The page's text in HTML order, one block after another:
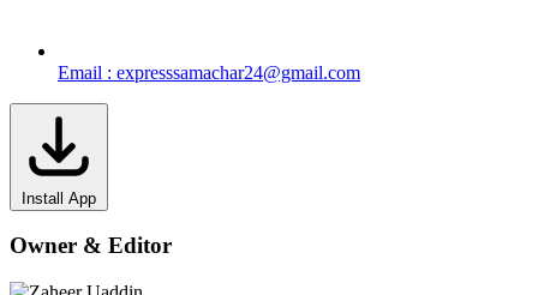
Email : expresssamachar24@gmail.com
Install App
Owner & Editor